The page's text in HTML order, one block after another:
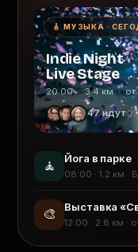
🎸 МУЗЫКА ·
Indie Night
Live Stage
20:00 · 3.4 км ·
47 идут
🧘 Йога в парке
08:00 · 1.2 км ·
🎨 Выставка
12:00 · 2.8 км ·